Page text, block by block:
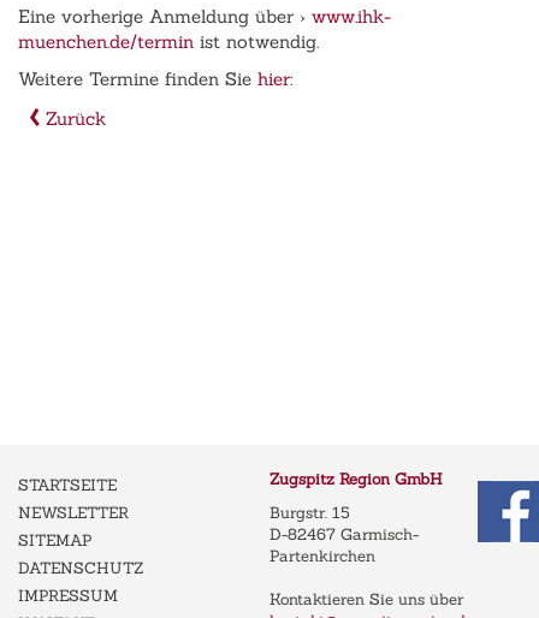
Eine vorherige Anmeldung über › www.ihk-
muenchen.de/termin ist notwendig.
Weitere Termine finden Sie hier:
Zurück
STARTSEITE
NEWSLETTER
SITEMAP
DATENSCHUTZ
IMPRESSUM
Zugspitz Region GmbH
Burgstr. 15
D-82467 Garmisch-
Partenkirchen
Kontaktieren Sie uns über